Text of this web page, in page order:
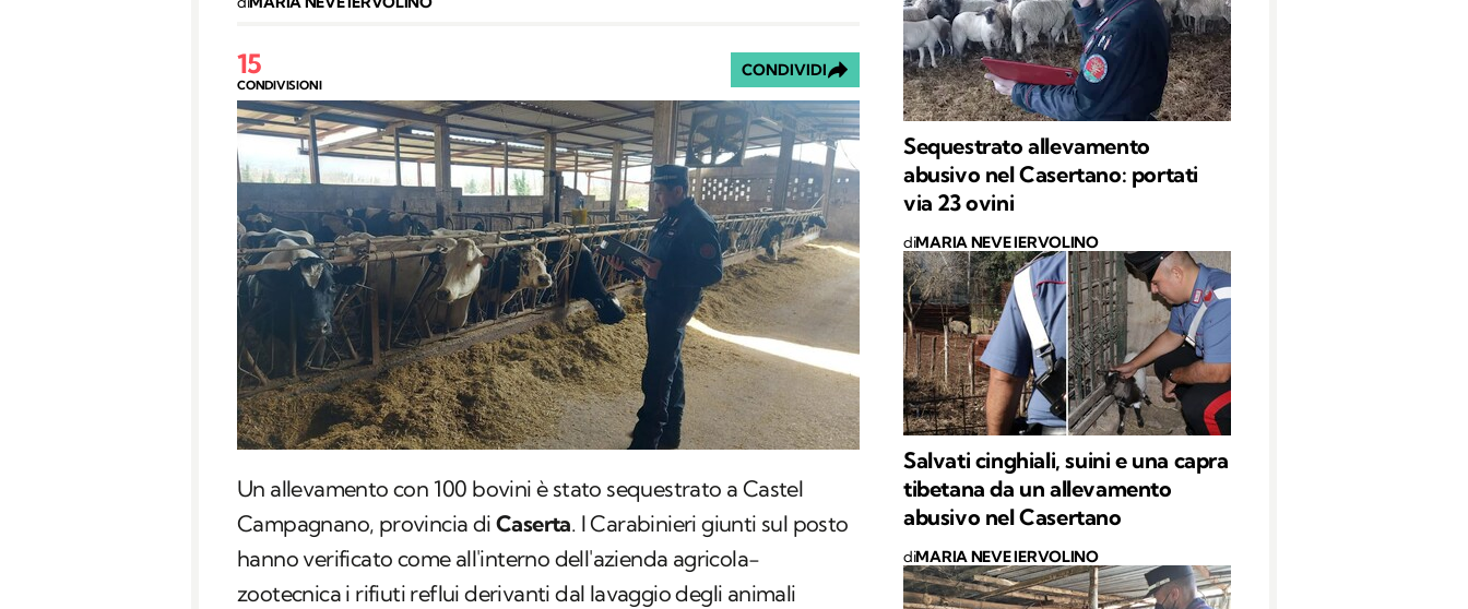
15
CONDIVISIONI
CONDIVIDI
Un allevamento con 100 bovini è stato sequestrato a Castel
Campagnano, provincia di Caserta. I Carabinieri giunti sul posto
hanno verificato come all'interno dell'azienda agricola-
zootecnica i rifiuti reflui derivanti dal lavaggio degli animali
Sequestrato allevamento
abusivo nel Casertano: portati
via 23 ovini
diMARIA NEVE IERVOLINO
Salvati cinghiali, suini e una capra
tibetana da un allevamento
abusivo nel Casertano
diMARIA NEVE IERVOLINO